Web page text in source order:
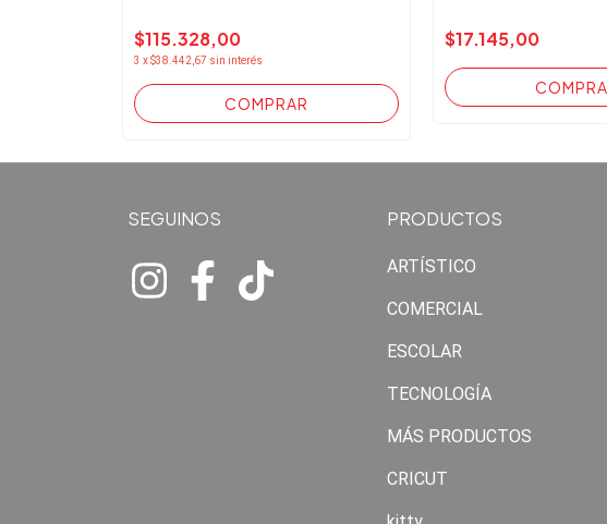
$115.328,00
3 x$38.442,67 sin interés
$17.145,00
SEGUINOS PRODUCTOS
ARTÍSTICO
COMERCIAL
ESCOLAR
TECNOLOGÍA
MÁS PRODUCTOS
CRICUT